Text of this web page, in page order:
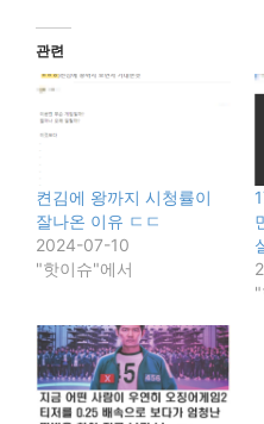
관련
켠김에 왕까지 시청률이
잘나온 이유 ㄷㄷ
2024-07-10
"핫이슈"에서